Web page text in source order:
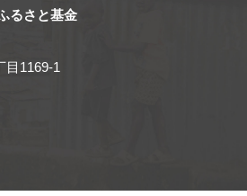
るさと基金
目1169-1